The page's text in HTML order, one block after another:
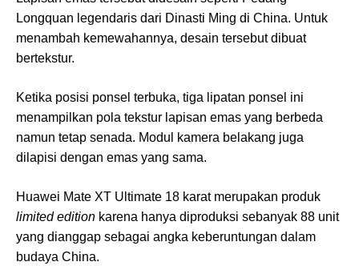
Longquan legendaris dari Dinasti Ming di China. Untuk
menambah kemewahannya, desain tersebut dibuat
bertekstur.
Ketika posisi ponsel terbuka, tiga lipatan ponsel ini
menampilkan pola tekstur lapisan emas yang berbeda
namun tetap senada. Modul kamera belakang juga
dilapisi dengan emas yang sama.
Huawei Mate XT Ultimate 18 karat merupakan produk
limited edition karena hanya diproduksi sebanyak 88 unit
yang dianggap sebagai angka keberuntungan dalam
budaya China.